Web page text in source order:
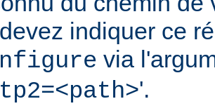
indiquer ce
via
'.